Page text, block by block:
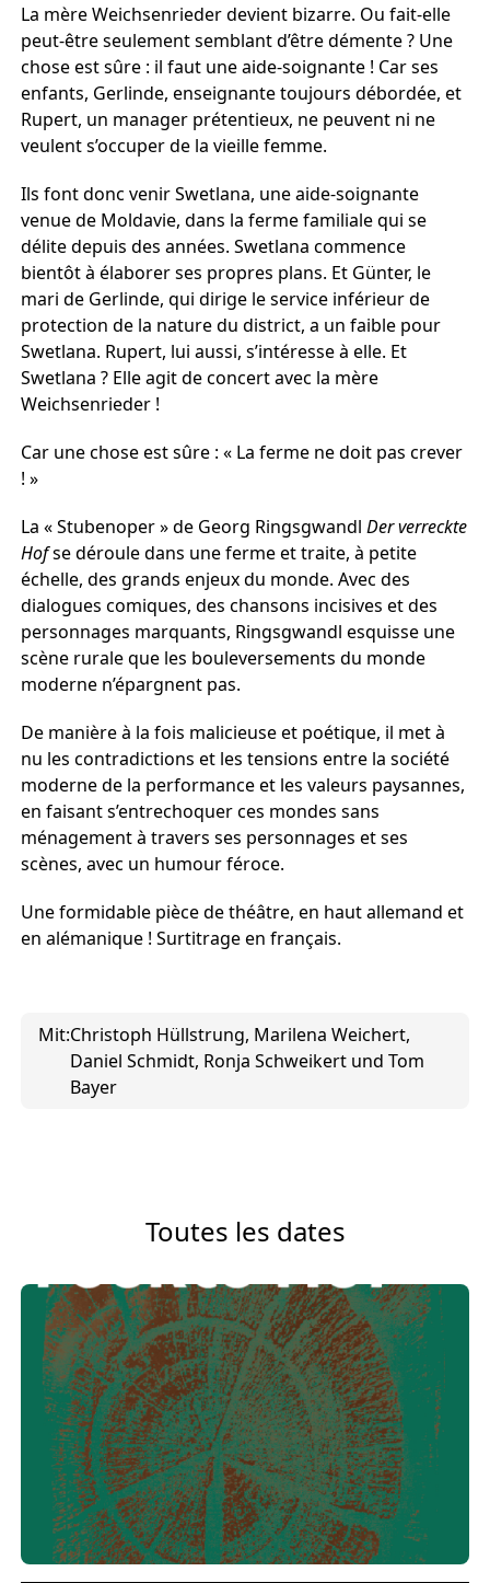
La mère Weichsenrieder devient bizarre. Ou fait-elle
peut-être seulement semblant d’être démente ? Une
chose est sûre : il faut une aide-soignante ! Car ses
enfants, Gerlinde, enseignante toujours débordée, et
Rupert, un manager prétentieux, ne peuvent ni ne
veulent s’occuper de la vieille femme.
Ils font donc venir Swetlana, une aide-soignante
venue de Moldavie, dans la ferme familiale qui se
délite depuis des années. Swetlana commence
bientôt à élaborer ses propres plans. Et Günter, le
mari de Gerlinde, qui dirige le service inférieur de
protection de la nature du district, a un faible pour
Swetlana. Rupert, lui aussi, s’intéresse à elle. Et
Swetlana ? Elle agit de concert avec la mère
Weichsenrieder !
Car une chose est sûre : « La ferme ne doit pas crever
! »
La « Stubenoper » de Georg Ringsgwandl Der verreckte
Hofse déroule dans une ferme et traite, à petite
échelle, des grands enjeux du monde. Avec des
dialogues comiques, des chansons incisives et des
personnages marquants, Ringsgwandl esquisse une
scène rurale que les bouleversements du monde
moderne n’épargnent pas.
De manière à la fois malicieuse et poétique, il met à
nu les contradictions et les tensions entre la société
moderne de la performance et les valeurs paysannes,
en faisant s’entrechoquer ces mondes sans
ménagement à travers ses personnages et ses
scènes, avec un humour féroce.
Une formidable pièce de théâtre, en haut allemand et
en alémanique ! Surtitrage en français.
Mit:Christoph Hüllstrung, Marilena Weichert,
Daniel Schmidt, Ronja Schweikert und Tom
Bayer
Toutes les dates